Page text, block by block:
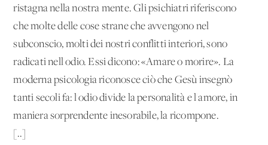
ristagna nella nostra mente. Gli psichiatri riferiscono
che molte delle cose strane che avvengono nel
subconscio, molti dei nostri conflitti interiori, sono
radicati nell'odio. Essi dicono: «Amare o morire». La
moderna psicologia riconosce ciò che Gesù insegnò
tanti secoli fa: l'odio divide la personalità e l'amore, in
maniera sorprendente inesorabile, la ricompone.
[..]